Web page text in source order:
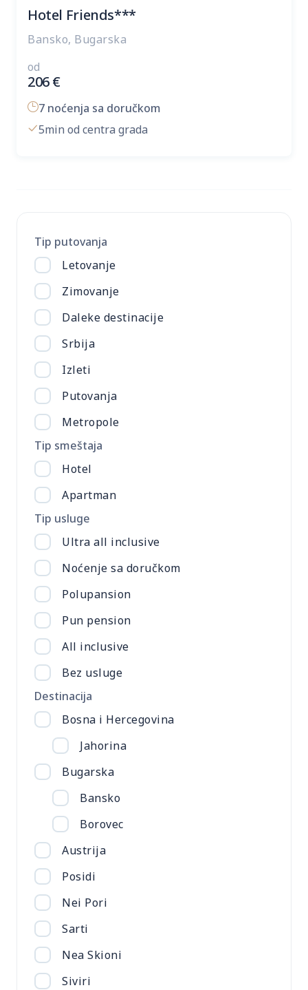
Tip putovanja
Letovanje
Zimovanje
Daleke destinacije
Srbija
Izleti
Putovanja
Metropole
Tip smeštaja
Hotel
Apartman
Tip usluge
Ultra all inclusive
Noćenje sa doručkom
Polupansion
Pun pension
All inclusive
Bez usluge
Destinacija
Bosna i Hercegovina
Jahorina
Bugarska
Bansko
Borovec
Austrija
Posidi
Nei Pori
Sarti
Nea Skioni
Siviri
Hotel Friends***
Bansko, Bugarska
od
206 €
7 noćenja sa doručkom
5min od centra grada